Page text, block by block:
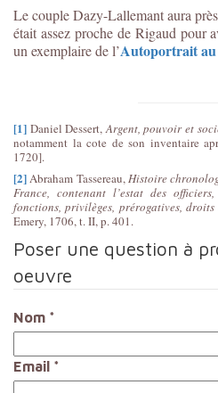
Le couple Dazy-Lallemant aura
était assez proche de Rigaud pour
un exemplaire de l’Autoportrait
[1] Daniel Dessert,Argent, pouvoir et
notamment la cote de son inventaire
1720].
[2]Abraham Tassereau,Histoire
France, contenant l’estat des
fonctions, privilèges, prérogatives, droits
Emery, 1706, t. II, p. 401.
Poser une question à
oeuvre
Nom *
Email *